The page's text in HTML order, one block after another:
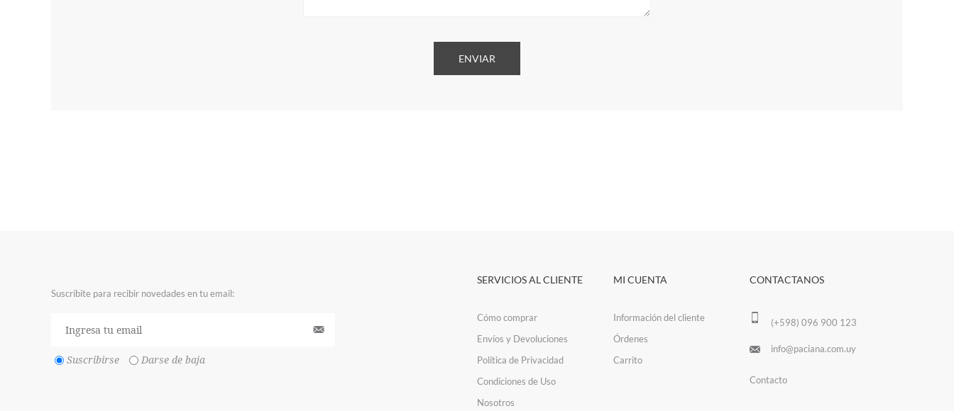
Suscríbite para recibir novedades en tu email:
Suscribirse Darse de baja
SERVICIOS AL CLIENTE
Cómo comprar
Envíos y Devoluciones
Política de Privacidad
Condiciones de Uso
Nosotros
MI CUENTA
Información del cliente
Órdenes
Carrito
CONTACTANOS
(+598) 096 900 123
info@paciana.com.uy
Contacto